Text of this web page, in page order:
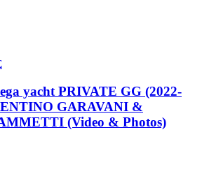
yacht PRIVATE GG (2022-
GARAVANI &
(Video & Photos)